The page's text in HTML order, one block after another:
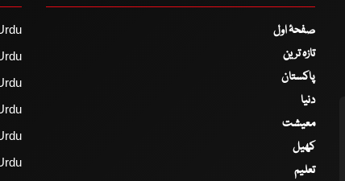
صفحۂ اول
تازہ ترین
پاکستان
دنیا
معیشت
کھیل
تعلیم